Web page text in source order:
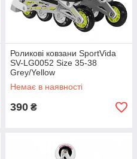
Роликові ковзани SportVida
SV-LG0052 Size 35-38
Grey/Yellow
Немає в наявності
390 ₴